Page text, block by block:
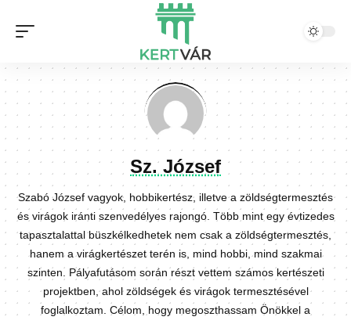
Sz. József
Szabó József vagyok, hobbikertész, illetve a zöldségtermesztés
és virágok iránti szenvedélyes rajongó. Több mint egy évtizedes
tapasztalattal büszkélkedhetek nem csak a zöldségtermesztés,
hanem a virágkertészet terén is, mind hobbi, mind szakmai
szinten. Pályafutásom során részt vettem számos kertészeti
projektben, ahol zöldségek és virágok termesztésével
foglalkoztam. Célom, hogy megoszthassam Önökkel a